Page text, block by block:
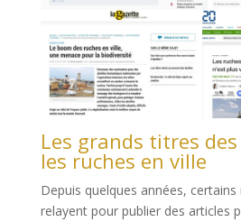
Les grands titres
les ruches en ville
Depuis quelques années,
relayent pour publier des articles